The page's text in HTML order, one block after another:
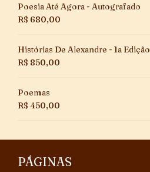
Poesia Até Agora - Autografado
R$ 680,00
Histórias De Alexandre - 1a Edição
R$ 850,00
Poemas
R$ 450,00
PÁGINAS